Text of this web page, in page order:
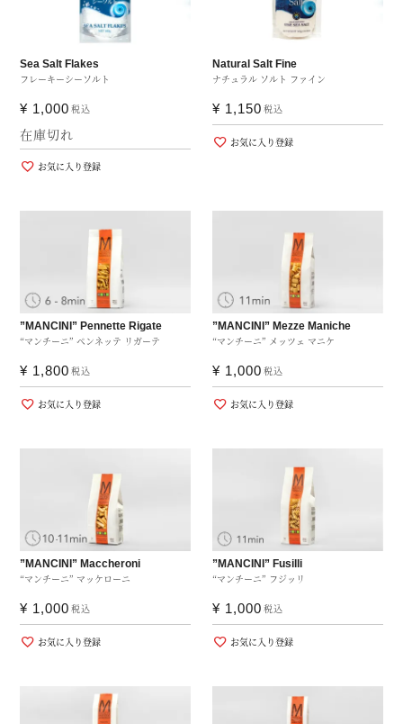
フレーキーシーソルト
Sea Salt Flakes
¥ 1,000 税込
在庫切れ
お気に入り登録
ナチュラル ソルト ファイン
Natural Salt Fine
¥ 1,150 税込
お気に入り登録
“マンチーニ” ペンネッテ リガーテ
”MANCINI” Pennette Rigate
¥ 1,800 税込
お気に入り登録
“マンチーニ” メッツェ マニケ
”MANCINI” Mezze Maniche
¥ 1,000 税込
お気に入り登録
“マンチーニ” マッケローニ
”MANCINI” Maccheroni
¥ 1,000 税込
お気に入り登録
“マンチーニ” フジッリ
”MANCINI” Fusilli
¥ 1,000 税込
お気に入り登録